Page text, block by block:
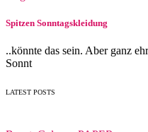
Spitzen Sonntagskleidung
..könnte das sein. Aber ganz
Sonnt
LATEST POSTS